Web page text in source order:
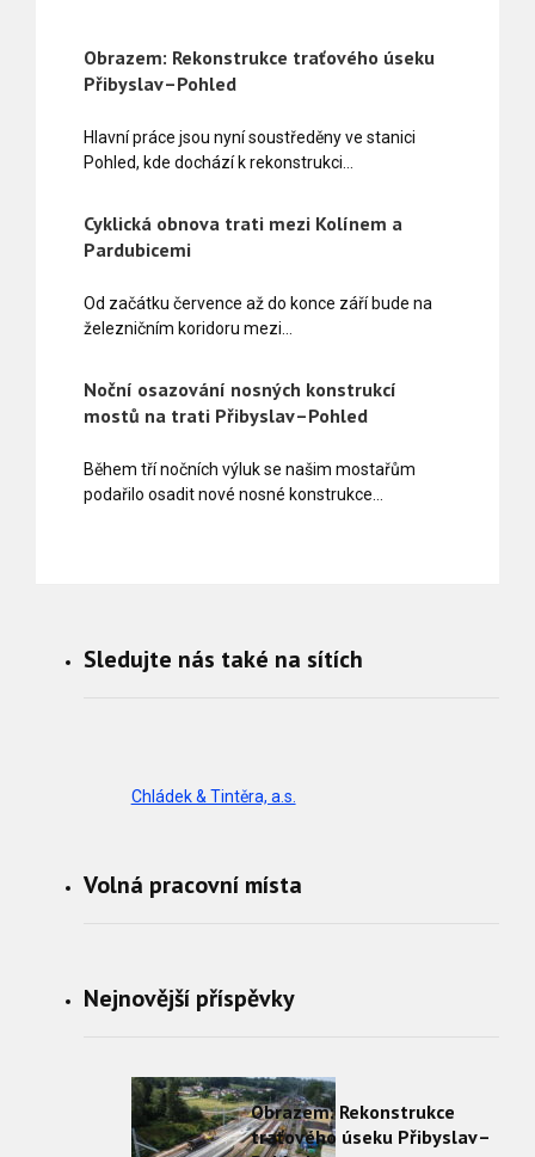
Obrazem: Rekonstrukce traťového úseku
Přibyslav–Pohled
Hlavní práce jsou nyní soustředěny ve stanici
Pohled, kde dochází k rekonstrukci…
Cyklická obnova trati mezi Kolínem a
Pardubicemi
Od začátku července až do konce září bude na
železničním koridoru mezi…
Noční osazování nosných konstrukcí
mostů na trati Přibyslav–Pohled
Během tří nočních výluk se našim mostařům
podařilo osadit nové nosné konstrukce…
Sledujte nás také na sítích
Chládek & Tintěra, a.s.
Volná pracovní místa
Nejnovější příspěvky
Obrazem: Rekonstrukce
traťového úseku Přibyslav–